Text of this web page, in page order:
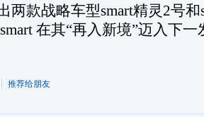
两款战略车型smart精灵2号和
在其“再入新境”迈入下一
推荐给朋友